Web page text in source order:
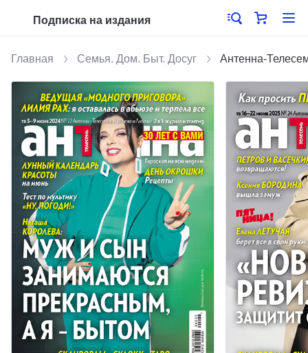
Подписка на издания
Главная Семья. Дом. Быт. Досуг Антенна-